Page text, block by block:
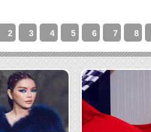
2 3 4 5 6 7 8